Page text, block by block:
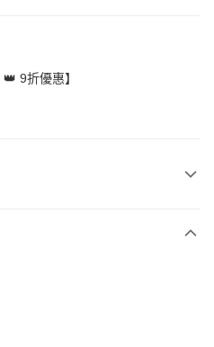
9折優惠】